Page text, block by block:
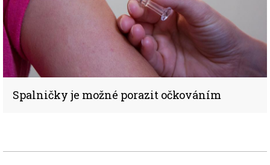
Spalničky je možné porazit očkováním